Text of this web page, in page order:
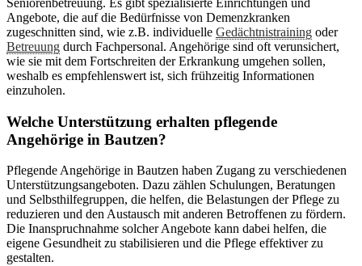
Angebote, die auf die Bedürfnisse von Demenzkranken
zugeschnitten sind, wie z.B. individuelle Gedächtnistraining oder
Betreuung durch Fachpersonal. Angehörige sind oft verunsichert,
wie sie mit dem Fortschreiten der Erkrankung umgehen sollen,
weshalb es empfehlenswert ist, sich frühzeitig Informationen
einzuholen.
Welche Unterstützung erhalten pflegende
Angehörige in Bautzen?
Pflegende Angehörige in Bautzen haben Zugang zu verschiedenen
Unterstützungsangeboten. Dazu zählen Schulungen, Beratungen
und Selbsthilfegruppen, die helfen, die Belastungen der Pflege zu
reduzieren und den Austausch mit anderen Betroffenen zu fördern.
Die Inanspruchnahme solcher Angebote kann dabei helfen, die
eigene Gesundheit zu stabilisieren und die Pflege effektiver zu
gestalten.